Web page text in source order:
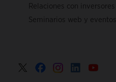
Relaciones con inversores
Seminarios web y eventos